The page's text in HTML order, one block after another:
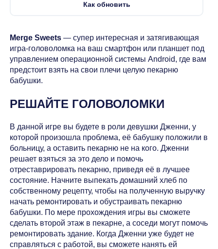
Как обновить
Merge Sweets — супер интересная и затягивающая
игра-головоломка на ваш смартфон или планшет под
управлением операционной системы Android, где вам
предстоит взять на свои плечи целую пекарню
бабушки.
РЕШАЙТЕ ГОЛОВОЛОМКИ
В данной игре вы будете в роли девушки Дженни, у
которой произошла проблема, её бабушку положили в
больницу, а оставить пекарню не на кого. Дженни
решает взяться за это дело и помочь
отреставрировать пекарню, приведя её в лучшее
состояние. Начните выпекать домашний хлеб по
собственному рецепту, чтобы на полученную выручку
начать ремонтировать и обустраивать пекарню
бабушки. По мере прохождения игры вы сможете
сделать второй этаж в пекарне, а соседи могут помочь
ремонтировать здание. Когда Дженни уже будет не
справляться с работой, вы сможете нанять ей